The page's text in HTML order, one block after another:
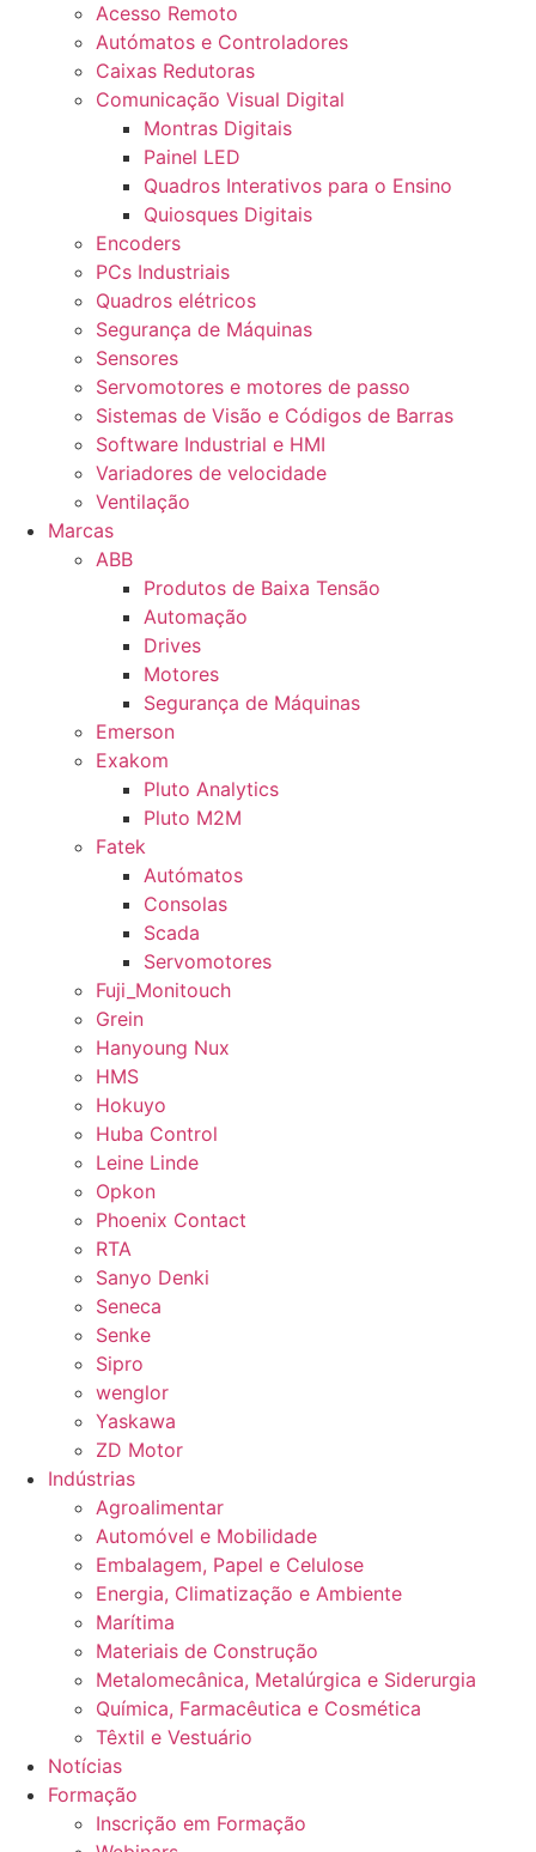
Acesso Remoto
Autómatos e Controladores
Caixas Redutoras
Comunicação Visual Digital
Montras Digitais
Painel LED
Quadros Interativos para o Ensino
Quiosques Digitais
Encoders
PCs Industriais
Quadros elétricos
Segurança de Máquinas
Sensores
Servomotores e motores de passo
Sistemas de Visão e Códigos de Barras
Software Industrial e HMI
Variadores de velocidade
Ventilação
Marcas
ABB
Produtos de Baixa Tensão
Automação
Drives
Motores
Segurança de Máquinas
Emerson
Exakom
Pluto Analytics
Pluto M2M
Fatek
Autómatos
Consolas
Scada
Servomotores
Fuji_Monitouch
Grein
Hanyoung Nux
HMS
Hokuyo
Huba Control
Leine Linde
Opkon
Phoenix Contact
RTA
Sanyo Denki
Seneca
Senke
Sipro
wenglor
Yaskawa
ZD Motor
Indústrias
Agroalimentar
Automóvel e Mobilidade
Embalagem, Papel e Celulose
Energia, Climatização e Ambiente
Marítima
Materiais de Construção
Metalomecânica, Metalúrgica e Siderurgia
Química, Farmacêutica e Cosmética
Têxtil e Vestuário
Notícias
Formação
Inscrição em Formação